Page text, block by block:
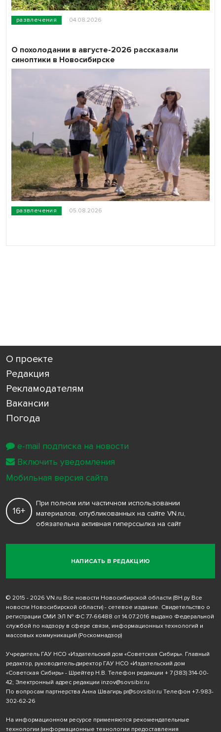
развлечения 04.08.2026
развлечения 05.08.2026
О похолодании в августе-2026 рассказали
синоптики в Новосибирске
О проекте
Редакция
Рекламодателям
Вакансии
Погода
НАПИСАТЬ В РЕДАКЦИЮ
16+
При полном или частичном использовании
материалов, опубликованных на сайте VN.ru,
обязательна активная гиперссылка на сайт
© 2015 - 2026 VN.ru Все новости Новосибирской области (ВН.ру Все
новости Новосибирской области) - сетевое издание. Свидетельство о
регистрации СМИ ЭЛ № ФС 77-66488 от 14.07.2016 выдано Федеральной
службой по надзору в сфере связи, информационных технологий и
массовых коммуникаций (Роскомнадзор)
Учредитель ГАУ НСО «Издательский дом «Советская Сибирь». Главный
редактор, руководитель-директор ГАУ НСО «Издательский дом
«Советская Сибирь» - Шрейтер Н.В. Телефон редакции + 7 (383) 314-00-
42; Электронный адрес редакции inzov@sovsibir.ru
По вопросам партнерства Анна Швагирь pr@sovsibir.ru Телефон +7-983-
302-62-26
На информационном ресурсе применяются рекомендательные
технологии (информационные технологии предоставления
e-mail подписка на новости
Включить уведомления
Мобильная версия сайта